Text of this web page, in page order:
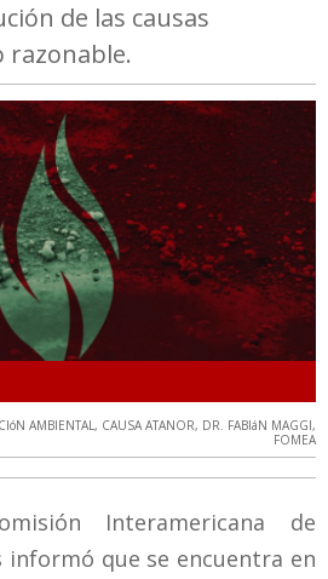
de las causas
razonable.
AMBIENTAL, CAUSA ATANOR, DR. FABIáN MAGGI,
FOMEA
Interamericana de
informó que se encuentra en